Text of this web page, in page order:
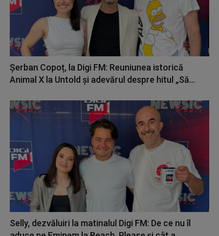
Șerban Copoț, la Digi FM: Reuniunea istorică
Animal X la Untold și adevărul despre hitul „Să...
Selly, dezvăluiri la matinalul Digi FM: De ce nu îl